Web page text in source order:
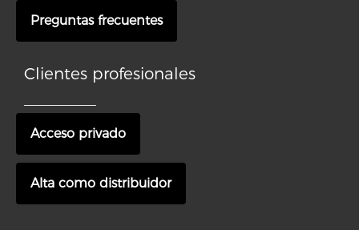
Preguntas frecuentes
Clientes profesionales
Acceso privado
Alta como distribuidor